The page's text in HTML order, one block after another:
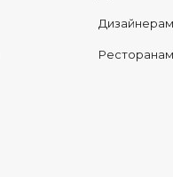
Дизайнерам
Ресторанам